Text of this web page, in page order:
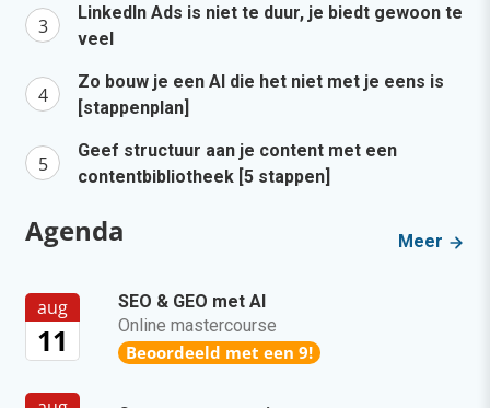
LinkedIn Ads is niet te duur, je biedt gewoon te
veel
Zo bouw je een AI die het niet met je eens is
[stappenplan]
Geef structuur aan je content met een
contentbibliotheek [5 stappen]
Agenda Meer
aug
11
SEO & GEO met AI
Online mastercourse
Beoordeeld met een 9!